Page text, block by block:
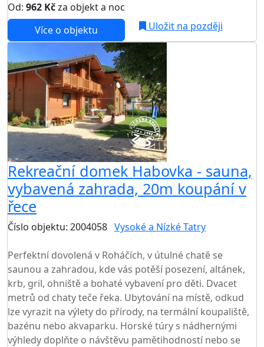
Od: 962 Kčza objekt a noc
Více o objektu Uložit na později
Rekreační domek Habovka - sauna,
vybavená zahrada, 20m koupání v
řece
Číslo objektu: 2004058 Vysoké a Nízké Tatry
Perfektní dovolená v Roháčích, v útulné chatě se
saunou a zahradou, kde vás potěší posezení, altánek,
krb, gril, ohniště a bohaté vybavení pro děti. Dvacet
metrů od chaty teče řeka. Ubytování na místě, odkud
lze vyrazit na výlety do přírody, na termální koupaliště,
bazénu nebo akvaparku. Horské túry s nádhernými
výhledy doplňte o návštěvu pamětihodností nebo se